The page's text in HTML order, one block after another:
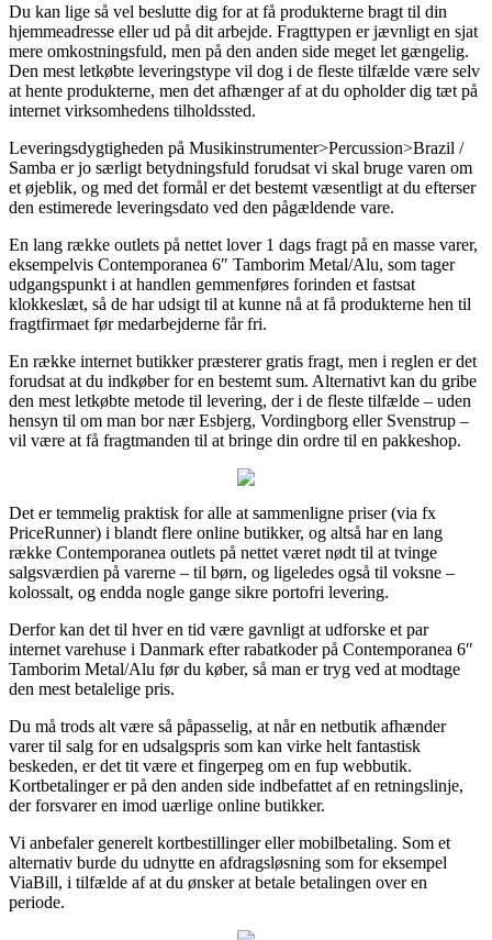
Du kan lige så vel beslutte dig for at få produkterne bragt til din
hjemmeadresse eller ud på dit arbejde. Fragttypen er jævnligt en sjat
mere omkostningsfuld, men på den anden side meget let gængelig.
Den mest letkøbte leveringstype vil dog i de fleste tilfælde være selv
at hente produkterne, men det afhænger af at du opholder dig tæt på
internet virksomhedens tilholdssted.
Leveringsdygtigheden på Musikinstrumenter>Percussion>Brazil /
Samba er jo særligt betydningsfuld forudsat vi skal bruge varen om
et øjeblik, og med det formål er det bestemt væsentligt at du efterser
den estimerede leveringsdato ved den pågældende vare.
En lang række outlets på nettet lover 1 dags fragt på en masse varer,
eksempelvis Contemporanea 6″ Tamborim Metal/Alu, som tager
udgangspunkt i at handlen gemmenføres forinden et fastsat
klokkeslæt, så de har udsigt til at kunne nå at få produkterne hen til
fragtfirmaet før medarbejderne får fri.
En række internet butikker præsterer gratis fragt, men i reglen er det
forudsat at du indkøber for en bestemt sum. Alternativt kan du gribe
den mest letkøbte metode til levering, der i de fleste tilfælde – uden
hensyn til om man bor nær Esbjerg, Vordingborg eller Svenstrup –
vil være at få fragtmanden til at bringe din ordre til en pakkeshop.
Det er temmelig praktisk for alle at sammenligne priser (via fx
PriceRunner) i blandt flere online butikker, og altså har en lang
række Contemporanea outlets på nettet været nødt til at tvinge
salgsværdien på varerne – til børn, og ligeledes også til voksne –
kolossalt, og endda nogle gange sikre portofri levering.
Derfor kan det til hver en tid være gavnligt at udforske et par
internet varehuse i Danmark efter rabatkoder på Contemporanea 6″
Tamborim Metal/Alu før du køber, så man er tryg ved at modtage
den mest betalelige pris.
Du må trods alt være så påpasselig, at når en netbutik afhænder
varer til salg for en udsalgspris som kan virke helt fantastisk
beskeden, er det tit være et fingerpeg om en fup webbutik.
Kortbetalinger er på den anden side indbefattet af en retningslinje,
der forsvarer en imod uærlige online butikker.
Vi anbefaler generelt kortbestillinger eller mobilbetaling. Som et
alternativ burde du udnytte en afdragsløsning som for eksempel
ViaBill, i tilfælde af at du ønsker at betale betalingen over en
periode.